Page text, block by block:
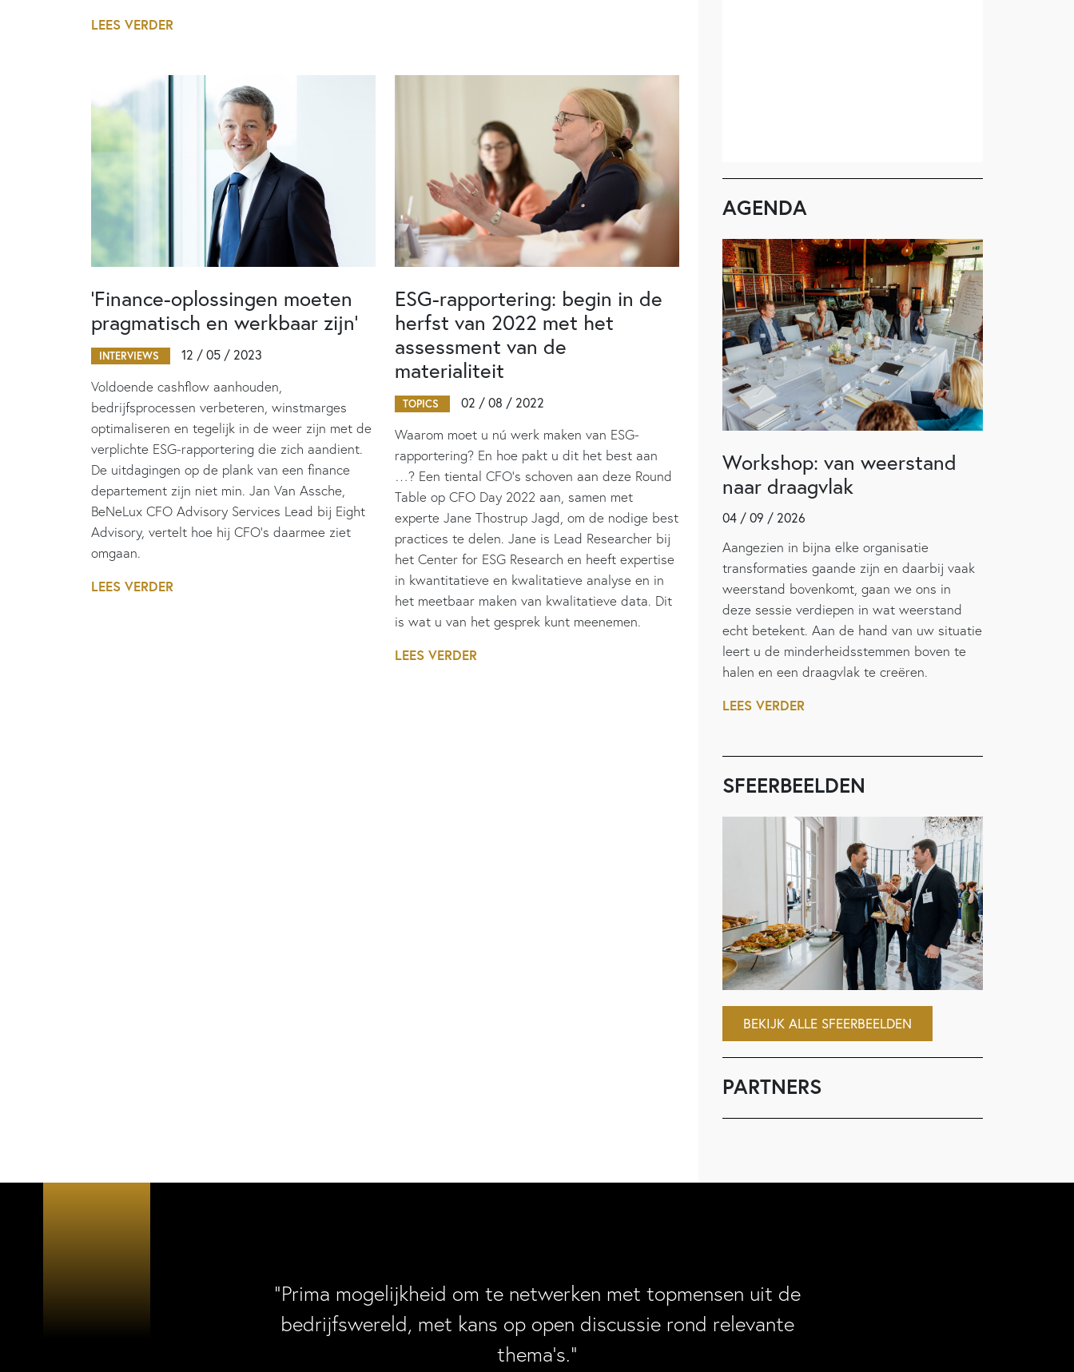
LEES VERDER
‘Finance-oplossingen moeten
pragmatisch en werkbaar zijn’
INTERVIEWS 12 / 05 / 2023
Voldoende cashflow aanhouden,
bedrijfsprocessen verbeteren, winstmarges
optimaliseren en tegelijk in de weer zijn met de
verplichte ESG-rapportering die zich aandient.
De uitdagingen op de plank van een finance
departement zijn niet min. Jan Van Assche,
BeNeLux CFO Advisory Services Lead bij Eight
Advisory, vertelt hoe hij CFO’s daarmee ziet
omgaan.
LEES VERDER
ESG-rapportering: begin in de
herfst van 2022 met het
assessment van de
materialiteit
TOPICS 02 / 08 / 2022
Waarom moet u nú werk maken van ESG-
rapportering? En hoe pakt u dit het best aan
…? Een tiental CFO’s schoven aan deze Round
Table op CFO Day 2022 aan, samen met
experte Jane Thostrup Jagd, om de nodige best
practices te delen. Jane is Lead Researcher bij
het Center for ESG Research en heeft expertise
in kwantitatieve en kwalitatieve analyse en in
het meetbaar maken van kwalitatieve data. Dit
is wat u van het gesprek kunt meenemen.
LEES VERDER
AGENDA
Workshop: van weerstand
naar draagvlak
04 / 09 / 2026
Aangezien in bijna elke organisatie
transformaties gaande zijn en daarbij vaak
weerstand bovenkomt, gaan we ons in
deze sessie verdiepen in wat weerstand
echt betekent. Aan de hand van uw situatie
leert u de minderheidsstemmen boven te
halen en een draagvlak te creëren.
LEES VERDER
SFEERBEELDEN
BEKIJK ALLE SFEERBEELDEN
PARTNERS
“Prima mogelijkheid om te netwerken met topmensen uit de
bedrijfswereld, met kans op open discussie rond relevante
thema’s.”